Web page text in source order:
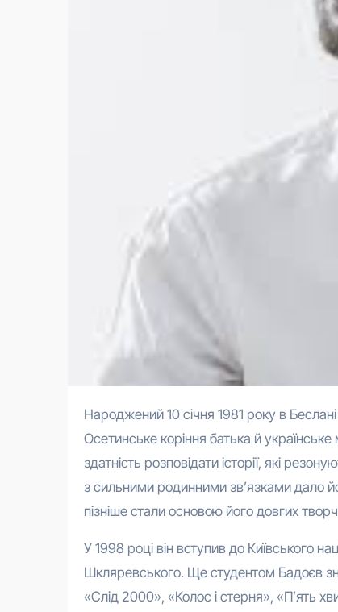
Народжений 10 січня 1981 року в Беслані на Північній Осетії, Алан Бадоєв виріс у Горлівці на Донеччині.
Осетинське коріння батька й
здатність розповідати історії, які
з сильними родинними зв’язками дало
пізніше стали основою його довгих
У 1998 році він вступив до Київського
Шкляревського. Ще студентом Бадоєв
«Слід 2000», «Колос і стерня», «П’ять